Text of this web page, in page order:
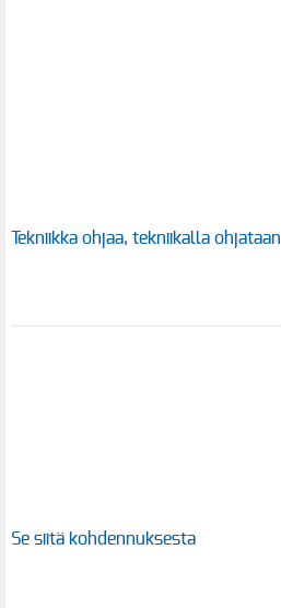
Tekniikka ohjaa, tekniikalla ohjataan
Se siitä kohdennuksesta